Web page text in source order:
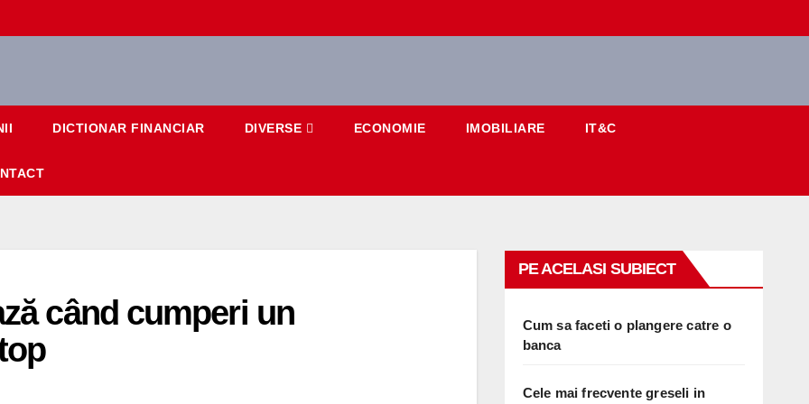
DICTIONAR FINANCIAR DIVERSE ECONOMIE IMOBILIARE IT&C
când cumperi un
PE ACELASI SUBIECT
Cum sa faceti o plangere catre o
banca
Cele mai frecvente greseli in